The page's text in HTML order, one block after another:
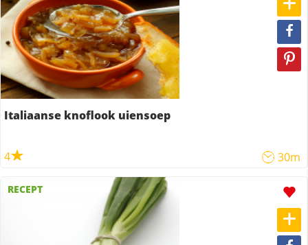
Italiaanse knoflook uiensoep
4 30m
RECEPT